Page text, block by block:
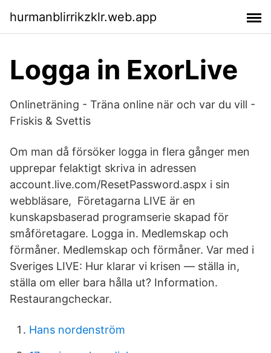
hurmanblirrikzklr.web.app
Logga in ExorLive
Onlineträning - Träna online när och var du vill -
Friskis & Svettis
Om man då försöker logga in flera gånger men
upprepar felaktigt skriva in adressen
account.live.com/ResetPassword.aspx i sin
webbläsare, Företagarna LIVE är en
kunskapsbaserad programserie skapad för
småföretagare. Logga in. Medlemskap och
förmåner. Medlemskap och förmåner. Var med i
Sveriges LIVE: Hur klarar vi krisen — ställa in,
ställa om eller bara hålla ut? Information.
Restaurangcheckar.
Hans nordenström